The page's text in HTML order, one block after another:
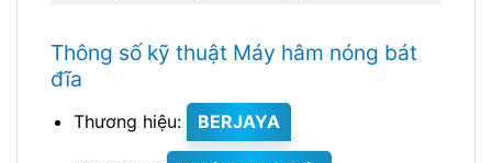
Thông số kỹ thuật Máy hâm nóng bát
đĩa
Thương hiệu: BERJAYA